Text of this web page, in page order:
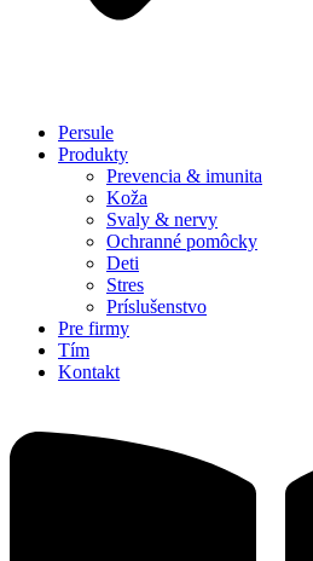
Persule
Produkty
Prevencia & imunita
Koža
Svaly & nervy
Ochranné pomôcky
Deti
Stres
Príslušenstvo
Pre firmy
Tím
Kontakt